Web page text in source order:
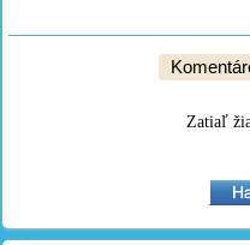
Zatiaľ